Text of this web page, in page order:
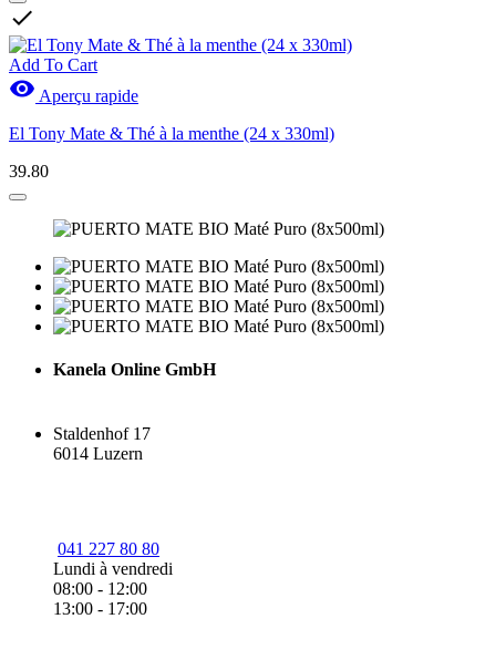

Add To Cart
 Aperçu rapide
El Tony Mate & Thé à la menthe (24 x 330ml)
39.80
Kanela Online GmbH
Staldenhof 17
6014 Luzern
041 227 80 80
Lundi à vendredi
08:00 - 12:00
13:00 - 17:00